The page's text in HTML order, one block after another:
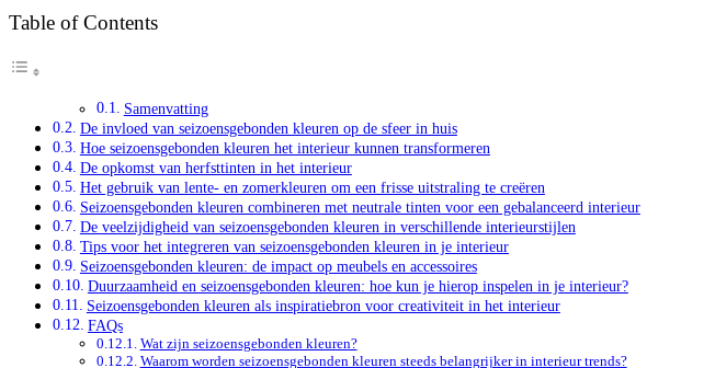
Table of Contents
Samenvatting
De invloed van seizoensgebonden kleuren op de sfeer in huis
Hoe seizoensgebonden kleuren het interieur kunnen transformeren
De opkomst van herfsttinten in het interieur
Het gebruik van lente- en zomerkleuren om een frisse uitstraling te creëren
Seizoensgebonden kleuren combineren met neutrale tinten voor een gebalanceerd interieur
De veelzijdigheid van seizoensgebonden kleuren in verschillende interieurstijlen
Tips voor het integreren van seizoensgebonden kleuren in je interieur
Seizoensgebonden kleuren: de impact op meubels en accessoires
Duurzaamheid en seizoensgebonden kleuren: hoe kun je hierop inspelen in je interieur?
Seizoensgebonden kleuren als inspiratiebron voor creativiteit in het interieur
FAQs
Wat zijn seizoensgebonden kleuren?
Waarom worden seizoensgebonden kleuren steeds belangrijker in interieur trends?